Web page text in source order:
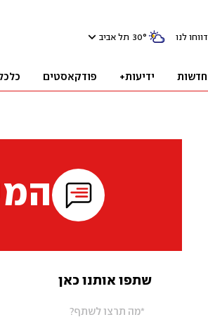
דווחו לנו 30° תל אביב
חדשות ידיעות+ פודקאסטים
שתפו אותנו כאן